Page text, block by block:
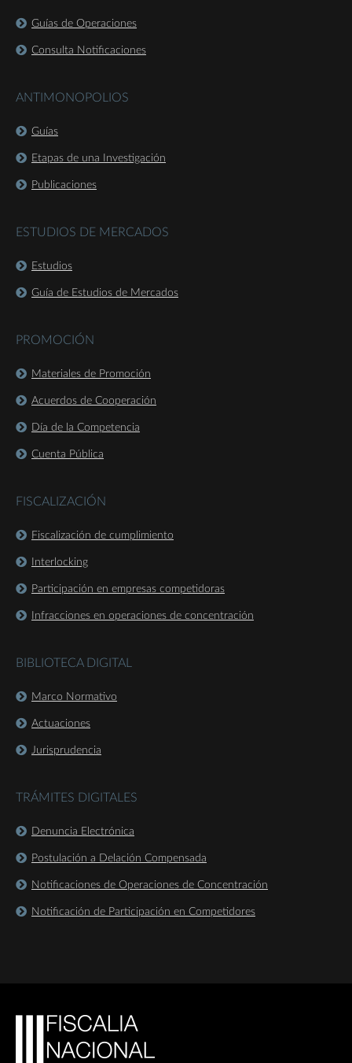
Guías de Operaciones
Consulta Notificaciones
ANTIMONOPOLIOS
Guías
Etapas de una Investigación
Publicaciones
ESTUDIOS DE MERCADOS
Estudios
Guía de Estudios de Mercados
PROMOCIÓN
Materiales de Promoción
Acuerdos de Cooperación
Día de la Competencia
Cuenta Pública
FISCALIZACIÓN
Fiscalización de cumplimiento
Interlocking
Participación en empresas competidoras
Infracciones en operaciones de concentración
BIBLIOTECA DIGITAL
Marco Normativo
Actuaciones
Jurisprudencia
TRÁMITES DIGITALES
Denuncia Electrónica
Postulación a Delación Compensada
Notificaciones de Operaciones de Concentración
Notificación de Participación en Competidores